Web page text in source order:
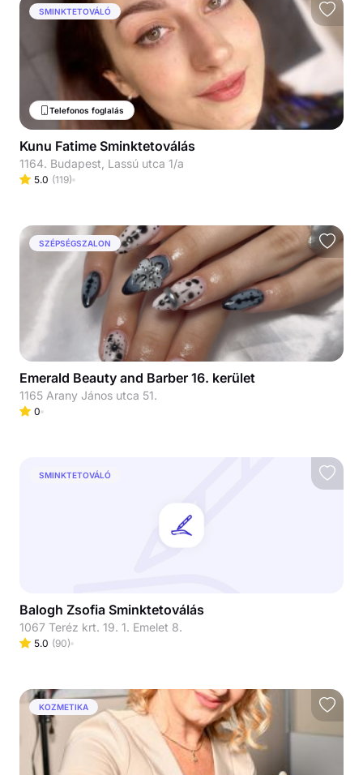
SMINKTETOVÁLÓ
Telefonos foglalás
Kunu Fatime Sminktetoválás
1164. Budapest, Lassú utca 1/a
5.0 (119)
SZÉPSÉGSZALON
Emerald Beauty and Barber 16. kerület
1165 Arany János utca 51.
0
SMINKTETOVÁLÓ
Balogh Zsofia Sminktetoválás
1067 Teréz krt. 19. 1. Emelet 8.
5.0 (90)
KOZMETIKA